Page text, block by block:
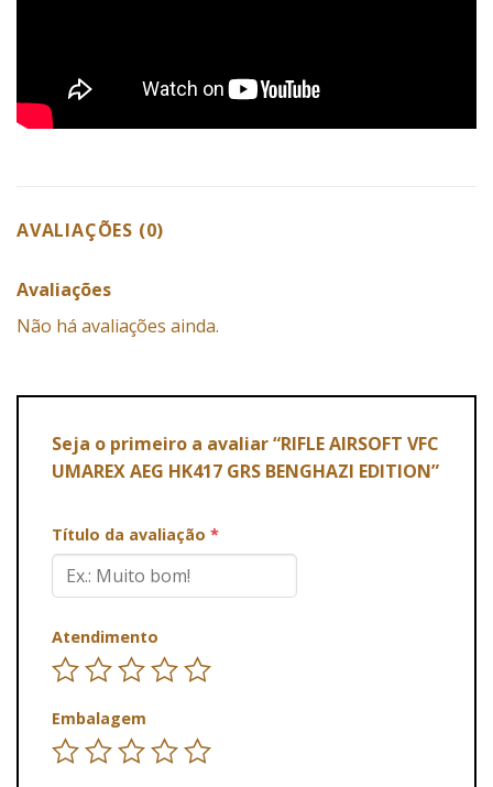
AVALIAÇÕES (0)
Avaliações
Não há avaliações ainda.
Seja o primeiro a avaliar “RIFLE AIRSOFT VFC
UMAREX AEG HK417 GRS BENGHAZI EDITION”
Título da avaliação *
Atendimento
Embalagem